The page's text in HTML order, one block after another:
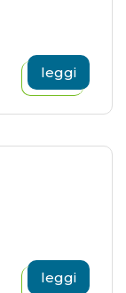
leggi
leggi